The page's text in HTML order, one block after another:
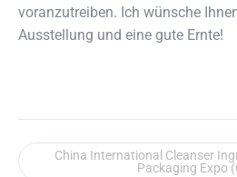
voranzutreiben. Ich wünsche
Ausstellung und eine gute Ernte!
China International Cleanser
Packaging Expo